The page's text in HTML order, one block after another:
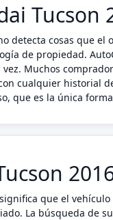
Tucson
detecta cosas que el
de propiedad.
Muchos
cualquier historial
que es la única
que el
La búsqueda de